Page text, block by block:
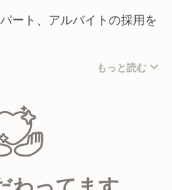
ート、アルバイトの採用を
て募集スタートします。
ける方をお待ちしておりま
もっと読む